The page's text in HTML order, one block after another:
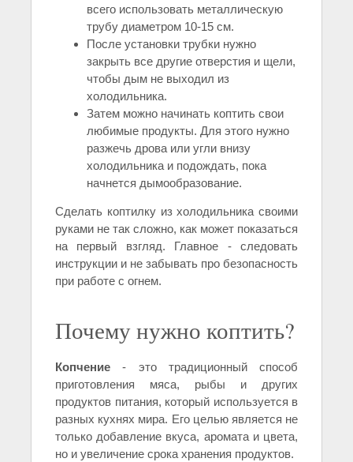
всего использовать металлическую
трубу диаметром 10-15 см.
После установки трубки нужно
закрыть все другие отверстия и щели,
чтобы дым не выходил из
холодильника.
Затем можно начинать коптить свои
любимые продукты. Для этого нужно
разжечь дрова или угли внизу
холодильника и подождать, пока
начнется дымообразование.
Сделать коптилку из холодильника своими
руками не так сложно, как может показаться
на первый взгляд. Главное - следовать
инструкции и не забывать про безопасность
при работе с огнем.
Почему нужно коптить?
Копчение - это традиционный способ
приготовления мяса, рыбы и других
продуктов питания, который используется в
разных кухнях мира. Его целью является не
только добавление вкуса, аромата и цвета,
но и увеличение срока хранения продуктов.